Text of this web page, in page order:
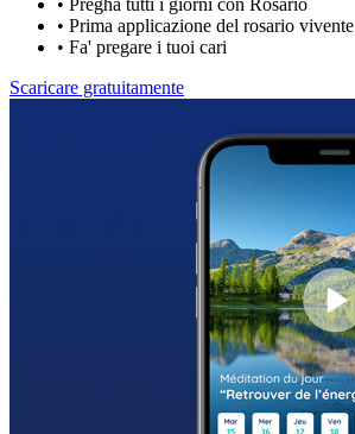
• Pregha tutti i giorni con Rosario
• Prima applicazione del rosario vivente
• Fa' pregare i tuoi cari
Scaricare gratuitamente